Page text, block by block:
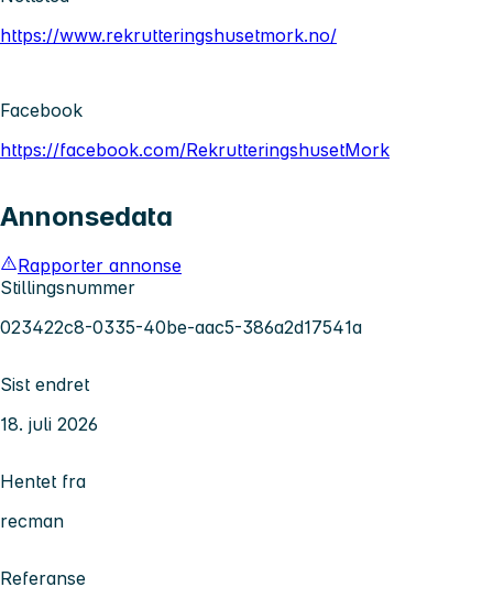
https://www.rekrutteringshusetmork.no/
Facebook
https://facebook.com/RekrutteringshusetMork
Annonsedata
Rapporter annonse
Stillingsnummer
023422c8-0335-40be-aac5-386a2d17541a
Sist endret
18. juli 2026
Hentet fra
recman
Referanse